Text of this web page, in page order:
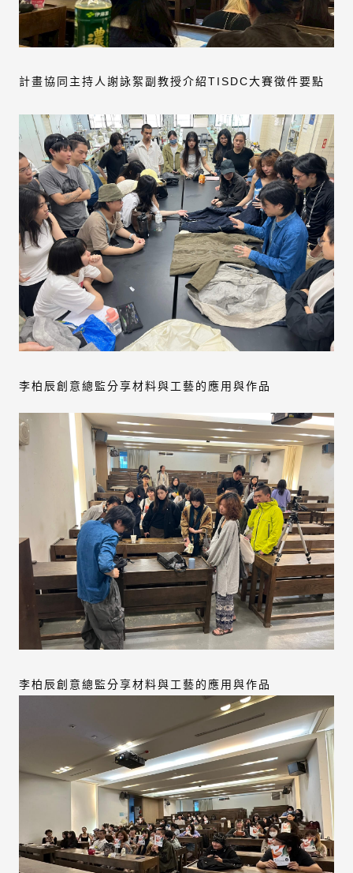
計畫協同主持人謝詠絮副教授介紹TISDC大賽徵件要點
李柏辰創意總監分享材料與工藝的應用與作品
李柏辰創意總監分享材料與工藝的應用與作品